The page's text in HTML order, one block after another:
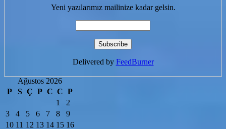
Yeni yazılarımız mailinize kadar gelsin.
Delivered by FeedBurner
Ağustos 2026
P
S Ç P C C P
1
2
3
4 5 6 7 8
9
10 11 12 13 14 15 16